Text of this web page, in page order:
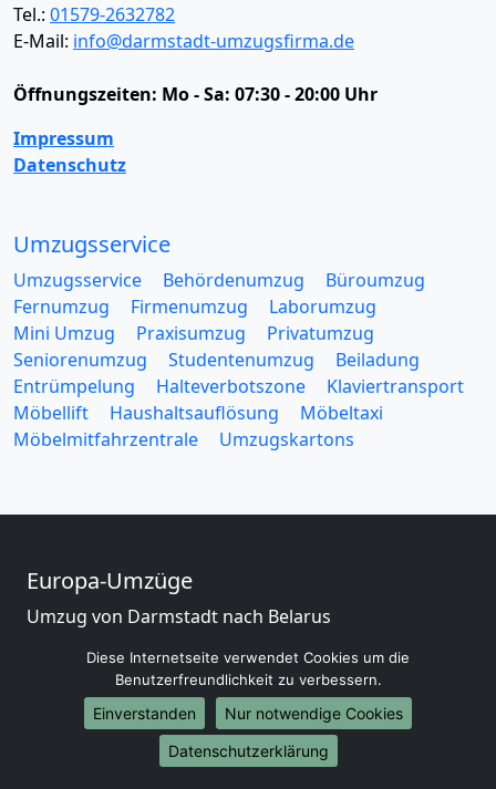
Tel.: 01579-2632782
E-Mail: info@darmstadt-umzugsfirma.de
Öffnungszeiten: Mo - Sa: 07:30 - 20:00 Uhr
Impressum
Datenschutz
Umzugsservice
Umzugsservice Behördenumzug
Büroumzug
Fernumzug
Firmenumzug
Laborumzug
Mini Umzug
Praxisumzug
Privatumzug
Seniorenumzug
Studentenumzug
Beiladung
Entrümpelung
Halteverbotszone
Klaviertransport
Möbellift
Haushaltsauflösung
Möbeltaxi
Möbelmitfahrzentrale
Umzugskartons
Europa-Umzüge
Umzug von Darmstadt nach Belarus
Umzug von Darmstadt nach Bulgarien
Umzug von Darmstadt nach Dänemark
Umzug von Darmstadt nach England
Umzug von Darmstadt nach Portugal
Umzug von Darmstadt nach Bosnien
Diese Internetseite verwendet Cookies um die
Benutzerfreundlichkeit zu verbessern.
Einverstanden
Nur notwendige Cookies
Datenschutzerklärung